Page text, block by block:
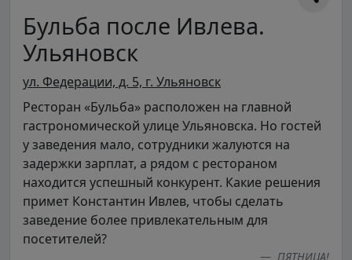
Бульба после Ивлева.
Ульяновск
ул. Федерации, д. 5, г. Ульяновск
Ресторан «Бульба» расположен на главной
гастрономической улице Ульяновска. Но гостей
у заведения мало, сотрудники жалуются на
задержки зарплат, а рядом с рестораном
находится успешный конкурент. Какие решения
примет Константин Ивлев, чтобы сделать
заведение более привлекательным для
посетителей?
ПЯТНИЦА!